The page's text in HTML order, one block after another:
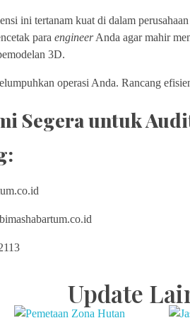
ini tertanam kuat di dalam
para engineerAnda agar mahir
3D.
operasi Anda. Rancang
Segera untuk
Update